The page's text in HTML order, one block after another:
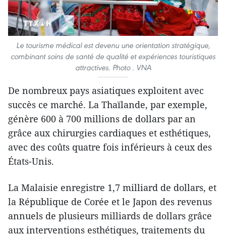
Le tourisme médical est devenu une orientation stratégique,
combinant soins de santé de qualité et expériences touristiques
attractives. Photo . VNA
De nombreux pays asiatiques exploitent avec
succès ce marché. La Thaïlande, par exemple,
génère 600 à 700 millions de dollars par an
grâce aux chirurgies cardiaques et esthétiques,
avec des coûts quatre fois inférieurs à ceux des
États-Unis.
La Malaisie enregistre 1,7 milliard de dollars, et
la République de Corée et le Japon des revenus
annuels de plusieurs milliards de dollars grâce
aux interventions esthétiques, traitements du